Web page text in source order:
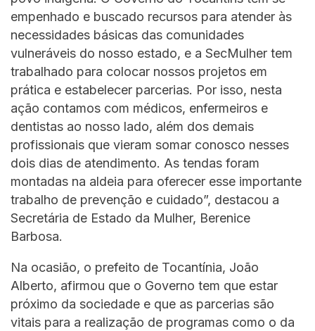
empenhado e buscado recursos para atender às
necessidades básicas das comunidades
vulneráveis do nosso estado, e a SecMulher tem
trabalhado para colocar nossos projetos em
prática e estabelecer parcerias. Por isso, nesta
ação contamos com médicos, enfermeiros e
dentistas ao nosso lado, além dos demais
profissionais que vieram somar conosco nesses
dois dias de atendimento. As tendas foram
montadas na aldeia para oferecer esse importante
trabalho de prevenção e cuidado”, destacou a
Secretária de Estado da Mulher, Berenice
Barbosa.
Na ocasião, o prefeito de Tocantínia, João
Alberto, afirmou que o Governo tem que estar
próximo da sociedade e que as parcerias são
vitais para a realização de programas como o da